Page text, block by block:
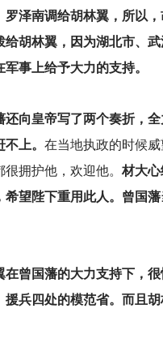
罗泽南调给胡林翼，所以
给胡林翼，因为湖北市、
军事上给予大力的支持。
还向皇帝写了两个奏折，
不上。 在当地执政的时候
很拥护他，欢迎他。材大
希望陛下重用此人。曾国
在曾国藩的大力支持下，
援兵四处的模范省。而且